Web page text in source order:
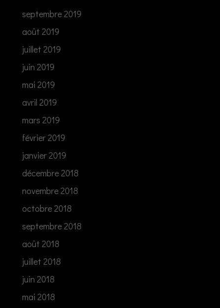
septembre 2019
août 2019
juillet 2019
juin 2019
mai 2019
avril 2019
mars 2019
février 2019
janvier 2019
décembre 2018
novembre 2018
octobre 2018
septembre 2018
août 2018
juillet 2018
juin 2018
mai 2018